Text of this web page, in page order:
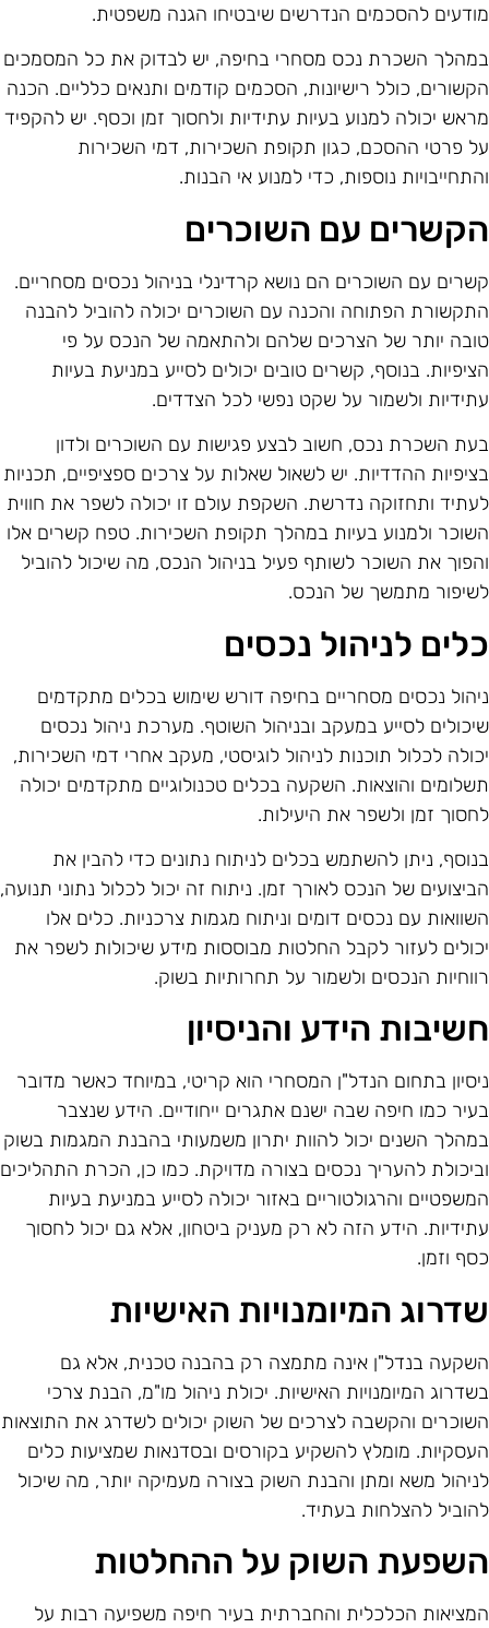
להסכמים הנדרשים שיבטיחו הגנה משפטית.
השכרת נכס מסחרי בחיפה, יש לבדוק את כל המסמכים
כולל רישיונות, הסכמים קודמים ותנאים כלליים. הכנה
יכולה למנוע בעיות עתידיות ולחסוך זמן וכסף. יש להקפיד
פרטי ההסכם, כגון תקופת השכירות, דמי השכירות
נוספות, כדי למנוע אי הבנות.
עם השוכרים
עם השוכרים הם נושא קרדינלי בניהול נכסים מסחריים.
הפתוחה והכנה עם השוכרים יכולה להוביל להבנה
יותר של הצרכים שלהם ולהתאמה של הנכס על פי
בנוסף, קשרים טובים יכולים לסייע במניעת בעיות
ולשמור על שקט נפשי לכל הצדדים.
השכרת נכס, חשוב לבצע פגישות עם השוכרים ולדון
ההדדיות. יש לשאול שאלות על צרכים ספציפיים, תכניות
ותחזוקה נדרשת. השקפת עולם זו יכולה לשפר את חווית
ולמנוע בעיות במהלך תקופת השכירות. טפח קשרים אלו
את השוכר לשותף פעיל בניהול הנכס, מה שיכול להוביל
מתמשך של הנכס.
לניהול נכסים
נכסים מסחריים בחיפה דורש שימוש בכלים מתקדמים
לסייע במעקב ובניהול השוטף. מערכת ניהול נכסים
לכלול תוכנות לניהול לוגיסטי, מעקב אחרי דמי השכירות,
והוצאות. השקעה בכלים טכנולוגיים מתקדמים יכולה
זמן ולשפר את היעילות.
ניתן להשתמש בכלים לניתוח נתונים כדי להבין את
של הנכס לאורך זמן. ניתוח זה יכול לכלול נתוני תנועה,
עם נכסים דומים וניתוח מגמות צרכניות. כלים אלו
לעזור לקבל החלטות מבוססות מידע שיכולות לשפר את
הנכסים ולשמור על תחרותיות בשוק.
הידע והניסיון
בתחום הנדל"ן המסחרי הוא קריטי, במיוחד כאשר מדובר
כמו חיפה שבה ישנם אתגרים ייחודיים. הידע שנצבר
השנים יכול להוות יתרון משמעותי בהבנת המגמות בשוק
להעריך נכסים בצורה מדויקת. כמו כן, הכרת התהליכים
והרגולטוריים באזור יכולה לסייע במניעת בעיות
הידע הזה לא רק מעניק ביטחון, אלא גם יכול לחסוך
וזמן.
המיומנויות האישיות
בנדל"ן אינה מתמצה רק בהבנה טכנית, אלא גם
המיומנויות האישיות. יכולת ניהול מו"מ, הבנת צרכי
והקשבה לצרכים של השוק יכולים לשדרג את התוצאות
מומלץ להשקיע בקורסים ובסדנאות שמציעות כלים
משא ומתן והבנת השוק בצורה מעמיקה יותר, מה שיכול
להצלחות בעתיד.
השוק על ההחלטות
הכלכלית והחברתית בעיר חיפה משפיעה רבות על